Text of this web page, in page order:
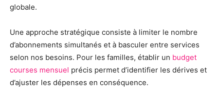
globale.
Une approche stratégique consiste à limiter le nombre
d’abonnements simultanés et à basculer entre services
selon nos besoins. Pour les familles, établir un budget
courses mensuel précis permet d’identifier les dérives et
d’ajuster les dépenses en conséquence.